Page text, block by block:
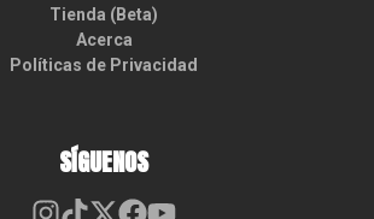
Tienda (Beta)
Acerca
Políticas de Privacidad
SÍGUENOS